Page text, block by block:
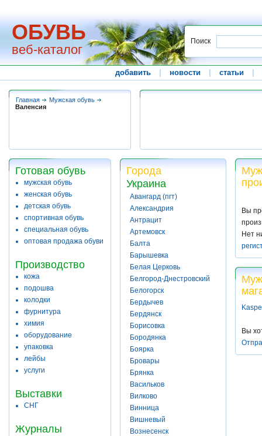
ОБУВЬ
веб-каталог
Поиск
добавить новости статьи
Главная
Мужская обувь
Валенсия
Готовая обувь
мужская обувь
женская обувь
детская обувь
спортивная обувь
специальная обувь
оптовая продажа обуви
Производство
кожа
подошва
колодки
фурнитура
химия
оборудование
упаковка
лейбы
услуги
Выставки
СНГ
Журналы
Города
Украина
Авангард (пгт)
Александрия
Антрацит
Артемовск
Балта
Барышевка
Белая Церковь
Белгород-Днестровский
Белогорск
Бердычев
Бердянск
Борисовка
Бородянка
Боярка
Бровары
Брянка
Васильков
Вилково
Винница
Вишневый
Вознесенск
Вы
Нет
Вы